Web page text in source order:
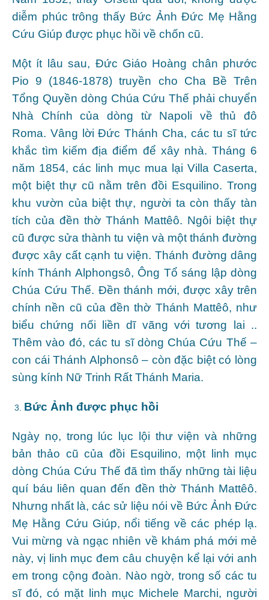
diễm phúc trông thấy Bức Ảnh Đức Mẹ Hằng
Cứu Giúp được phục hồi về chốn cũ.
Một ít lâu sau, Đức Giáo Hoàng chân phước
Pio 9 (1846-1878) truyền cho Cha Bề Trên
Tổng Quyền dòng Chúa Cứu Thế phải chuyển
Nhà Chính của dòng từ Napoli về thủ đô
Roma. Vâng lời Đức Thánh Cha, các tu sĩ tức
khắc tìm kiếm địa điểm để xây nhà. Tháng 6
năm 1854, các linh mục mua lại Villa Caserta,
một biệt thự cũ nằm trên đồi Esquilino. Trong
khu vườn của biệt thự, người ta còn thấy tàn
tích của đền thờ Thánh Mattêô. Ngôi biệt thự
cũ được sửa thành tu viện và một thánh đường
được xây cất cạnh tu viện. Thánh đường dâng
kính Thánh Alphongsô, Ông Tổ sáng lập dòng
Chúa Cứu Thế. Đền thánh mới, được xây trên
chính nền cũ của đền thờ Thánh Mattêô, như
biểu chứng nối liền dĩ vãng với tương lai ..
Thêm vào đó, các tu sĩ dòng Chúa Cứu Thế –
con cái Thánh Alphonsô – còn đặc biệt có lòng
sùng kính Nữ Trinh Rất Thánh Maria.
Bức Ảnh được phục hồi
Ngày nọ, trong lúc lục lội thư viện và những
bản thảo cũ của đồi Esquilino, một linh mục
dòng Chúa Cứu Thế đã tìm thấy những tài liệu
quí báu liên quan đến đền thờ Thánh Mattêô.
Nhưng nhất là, các sử liệu nói về Bức Ảnh Đức
Mẹ Hằng Cứu Giúp, nổi tiếng về các phép lạ.
Vui mừng và ngạc nhiên về khám phá mới mẻ
này, vị linh mục đem câu chuyện kể lại với anh
em trong cộng đoàn. Nào ngờ, trong số các tu
sĩ đó, có mặt linh mục Michele Marchi, người